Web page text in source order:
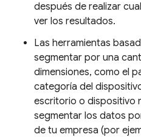
después de realizar
ver los resultados.
Las herramientas
segmentar por una
dimensiones, como el
categoría del
escritorio o dispositivo
segmentar los datos
de tu empresa (por